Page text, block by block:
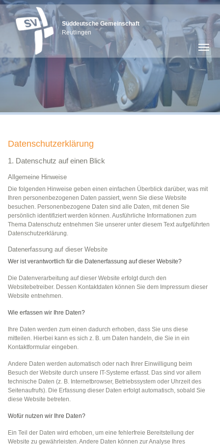
Süddeutsche Gemeinschaft
Reutlingen
Datenschutzerklärung
1. Datenschutz auf einen Blick
Allgemeine Hinweise
Die folgenden Hinweise geben einen einfachen Überblick darüber, was mit
Ihren personenbezogenen Daten passiert, wenn Sie diese Website
besuchen. Personenbezogene Daten sind alle Daten, mit denen Sie
persönlich identifiziert werden können. Ausführliche Informationen zum
Thema Datenschutz entnehmen Sie unserer unter diesem Text aufgeführten
Datenschutzerklärung.
Datenerfassung auf dieser Website
Wer ist verantwortlich für die Datenerfassung auf dieser Website?
Die Datenverarbeitung auf dieser Website erfolgt durch den
Websitebetreiber. Dessen Kontaktdaten können Sie dem Impressum dieser
Website entnehmen.
Wie erfassen wir Ihre Daten?
Ihre Daten werden zum einen dadurch erhoben, dass Sie uns diese
mitteilen. Hierbei kann es sich z. B. um Daten handeln, die Sie in ein
Kontaktformular eingeben.
Andere Daten werden automatisch oder nach Ihrer Einwilligung beim
Besuch der Website durch unsere IT-Systeme erfasst. Das sind vor allem
technische Daten (z. B. Internetbrowser, Betriebssystem oder Uhrzeit des
Seitenaufrufs). Die Erfassung dieser Daten erfolgt automatisch, sobald Sie
diese Website betreten.
Wofür nutzen wir Ihre Daten?
Ein Teil der Daten wird erhoben, um eine fehlerfreie Bereitstellung der
Website zu gewährleisten. Andere Daten können zur Analyse Ihres